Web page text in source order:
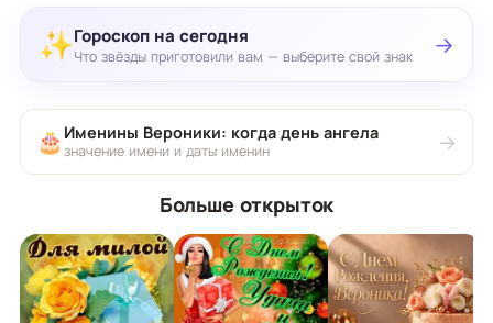
✨Гороскоп на сегодня
Что звёзды приготовили вам — выберите свой знак →
🎂 Именины Вероники: когда день ангела
значение имени и даты именин →
Больше открыток